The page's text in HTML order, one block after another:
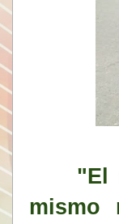
"El
mismo